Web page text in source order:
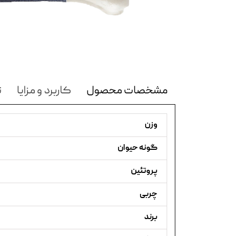
مشخصات محصول کاربرد و مزایا
وزن
گونه حیوان
پروتئین
چربی
برند